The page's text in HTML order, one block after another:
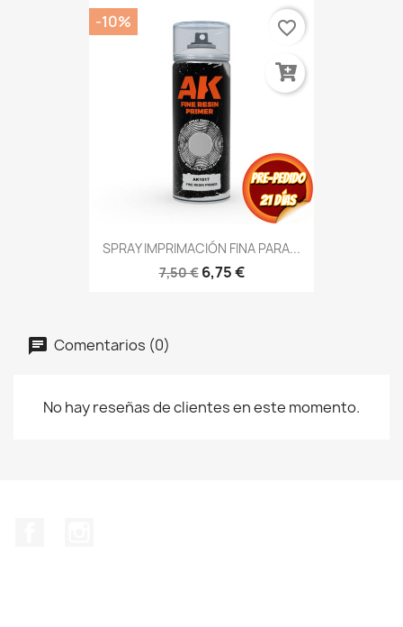
SPRAY IMPRIMACIÓN FINA PARA...
7,50 € 6,75 €
-10% favorite_border
Comentarios (0)
No hay reseñas de clientes en este momento.